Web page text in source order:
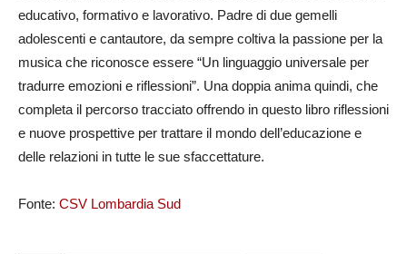
educativo, formativo e lavorativo. Padre di due gemelli
adolescenti e cantautore, da sempre coltiva la passione per la
musica che riconosce essere “Un linguaggio universale per
tradurre emozioni e riflessioni”. Una doppia anima quindi, che
completa il percorso tracciato offrendo in questo libro riflessioni
e nuove prospettive per trattare il mondo dell’educazione e
delle relazioni in tutte le sue sfaccettature.
Fonte: CSV Lombardia Sud